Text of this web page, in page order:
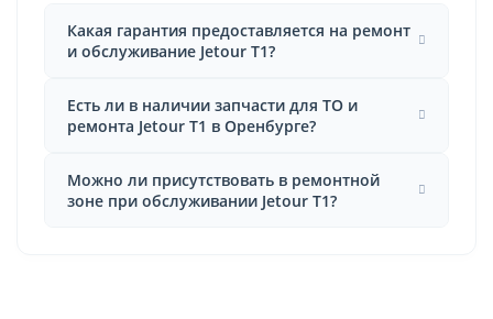
Какая гарантия предоставляется на ремонт
и обслуживание Jetour T1?
Есть ли в наличии запчасти для ТО и
ремонта Jetour T1 в Оренбурге?
Можно ли присутствовать в ремонтной
зоне при обслуживании Jetour T1?